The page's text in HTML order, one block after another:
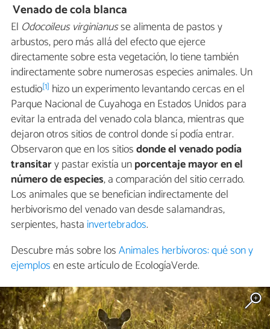
Venado de cola blanca
El Odocoileusvirginianusse alimenta de pastos y
arbustos, pero más allá del efecto que ejerce
directamente sobre esta vegetación, lo tiene también
indirectamente sobre numerosas especies animales. Un
estudio[1] hizo un experimento levantando cercas en el
Parque Nacional de Cuyahoga en Estados Unidos para
evitar la entrada del venado cola blanca, mientras que
dejaron otros sitios de control donde sí podía entrar.
Observaron que en los sitiosdonde el venado podía
transitary pastar existía unporcentaje mayor en el
número de especies, a comparación del sitio cerrado.
Los animales que se benefician indirectamente del
herbivorismo del venado van desde salamandras,
serpientes, hasta invertebrados.
Descubre más sobre losAnimales herbívoros: qué son y
ejemplosen este artículo de EcologíaVerde.